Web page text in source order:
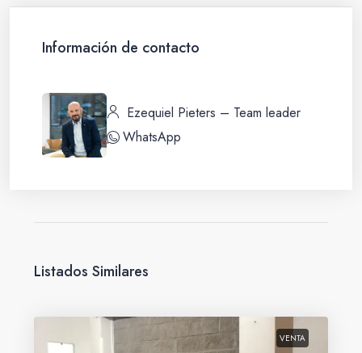
Información de contacto
Ezequiel Pieters – Team leader
WhatsApp
Listados Similares
VENTA